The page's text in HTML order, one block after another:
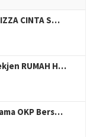
CINTA S…
RUMAH H…
OKP Bers…